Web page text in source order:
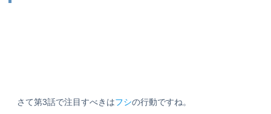
さて第3話で注目すべきはフシの行動ですね。